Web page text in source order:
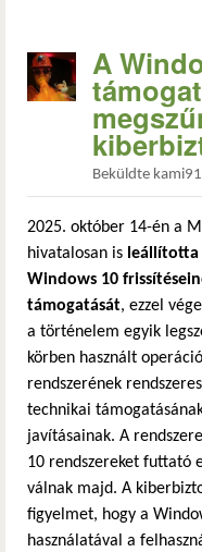
A
Beküldte
2025. október 14-én a
hivatalosan is leállította
Windows 10
támogatását, ezzel
a történelem egyik
körben használt
rendszerének rendszeres
technikai
javításainak. A
10 rendszereket futtató
válnak majd. A
figyelmet, hogy a
használatával a